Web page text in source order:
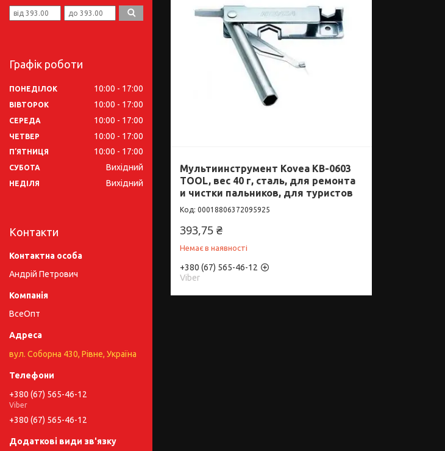
Мультиинструмент Kovea KB-0603
TOOL, вес 40 г, сталь, для ремонта
и чистки пальников, для туристов
00018806372095925
393,75 ₴
Немає в наявності
+380 (67) 565-46-12
Viber
Графік роботи
ПОНЕДІЛОК 10:00 17:00
ВІВТОРОК 10:00 17:00
СЕРЕДА 10:00 17:00
ЧЕТВЕР 10:00 17:00
ПʼЯТНИЦЯ 10:00 17:00
СУБОТА Вихідний
НЕДІЛЯ Вихідний
Контакти
Андрій Петрович
ВсеОпт
вул. Соборна 430, Рівне, Україна
+380 (67) 565-46-12
Viber
+380 (67) 565-46-12